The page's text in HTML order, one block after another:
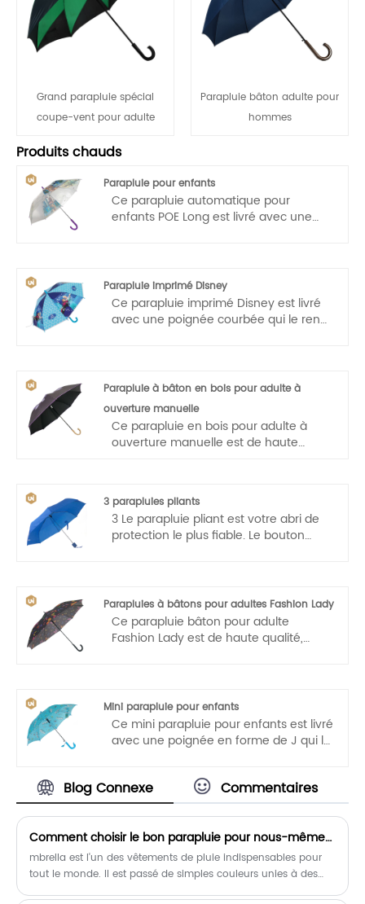
Grand parapluie spécial
coupe-vent pour adulte
Parapluie bâton adulte pour
hommes
Produits chauds
Parapluie pour enfants
Ce parapluie automatique pour
enfants POE Long est livré avec une
une main, légère et pratique.
Parapluie imprimé Disney
Ce parapluie imprimé Disney est livré
avec une poignée courbée qui le rend
Parapluie à bâton en bois pour adulte à
ouverture manuelle
Ce parapluie en bois pour adulte à
ouverture manuelle est de haute
qui permet à l'eau de s'égoutter et de
se secouer facilement pour vous aider
à rester constamment au sec.
3 parapluies pliants
3 Le parapluie pliant est votre abri de
protection le plus fiable. Le bouton
Parapluies à bâtons pour adultes Fashion Lady
Ce parapluie bâton pour adulte
Fashion Lady est de haute qualité,
qui permet à l'eau de s'égoutter et de
se secouer facilement pour vous aider
à rester constamment au sec.
Mini parapluie pour enfants
Ce mini parapluie pour enfants est livré
avec une poignée en forme de J qui le
enfants. Ouverture automatique,
opération à une main, légère et
pratique.
Blog Connexe Commentaires
Comment choisir le bon parapluie pour nous-mêmes ?
mbrella est l'un des vêtements de pluie indispensables pour
tout le monde. Il est passé de simples couleurs unies à des